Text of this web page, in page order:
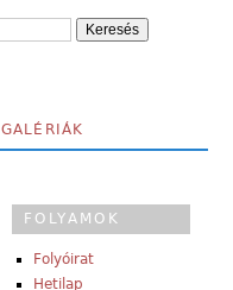
GALÉRIÁK
FOLYAMOK
Folyóirat
Hetilap